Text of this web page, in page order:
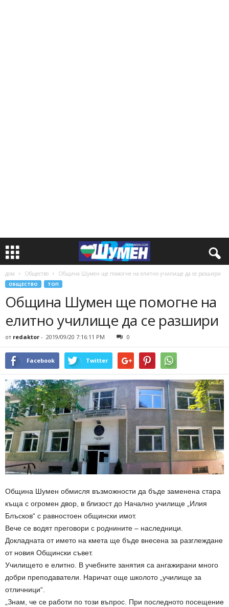
дом Общество Община Шумен ще помогне на елитно училище да се разшири
ОБЩЕСТВО ТОП
Община Шумен ще помогне на
елитно училище да се разшири
от redaktor - 2019/09/20 7:16:11 PM 0
Facebook Twitter
Община Шумен обмисля възможности да бъде заменена стара
къща с огромен двор, в близост до Начално училище „Илия
Блъсков“ с равностоен общински имот.
Вече се водят преговори с роднините – наследници.
Докладната от името на кмета ще бъде внесена за разглеждане
от новия Общински съвет.
Училището е елитно. В учебните занятия са ангажирани много
добри преподаватели. Наричат още школото „училище за
отличници“.
„Знам, че се работи по този въпрос. При последното посещение